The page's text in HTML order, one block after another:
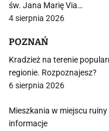
św. Jana Marię Via…
4 sierpnia 2026
POZNAŃ
Kradzież na terenie
regionie. Rozpoznajesz?
6 sierpnia 2026
Mieszkania w miejscu
informacje